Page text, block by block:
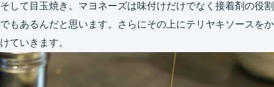
そして目玉焼き。マヨネーズは味付けだけでなく接着剤の役割
でもあるんだと思います。さらにその上にテリヤキソースをか
けていきます。